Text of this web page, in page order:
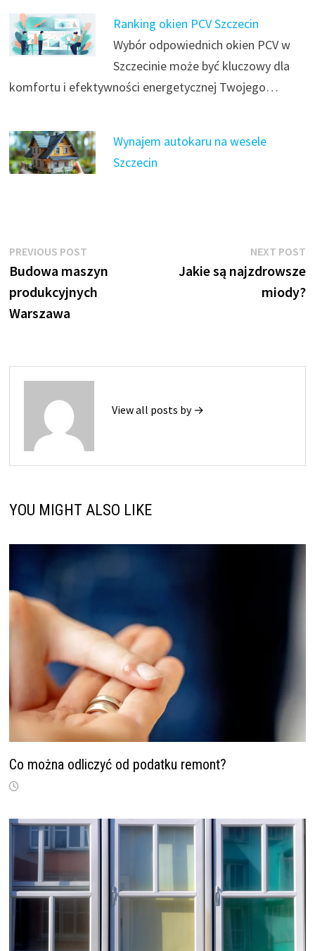
Ranking okien PCV Szczecin
Wybór odpowiednich okien PCV w
Szczecinie może być kluczowy dla
komfortu i efektywności energetycznej Twojego…
Wynajem autokaru na wesele
Szczecin
Nawigacja
wpisu
PREVIOUS POSTPrevious
post:
Budowa maszyn
produkcyjnych
Warszawa
NEXT POST
Jakie są najzdrowsze
miody?
View all posts by →
YOU MIGHT ALSO LIKE
Co można odliczyć od podatku remont?